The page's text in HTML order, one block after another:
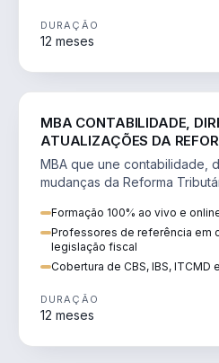
DURAÇÃO
12 meses
MBA CONTABILIDADE,
ATUALIZAÇÕES DA
MBA que une contabilidade,
mudanças da Reforma
Formação 100% ao vivo e
Professores de referência em
legislação fiscal
Cobertura de CBS, IBS, ITCMD
DURAÇÃO
12 meses